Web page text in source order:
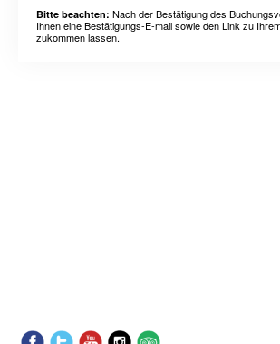
Bitte beachten: Nach der Bestätigung des
Ihnen eine Bestätigungs-E-mail sowie den Link zu
zukommen lassen.